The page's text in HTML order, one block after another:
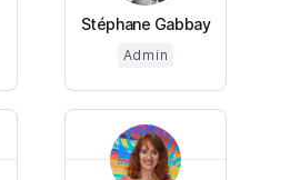
Stéphane Gabbay
Admin